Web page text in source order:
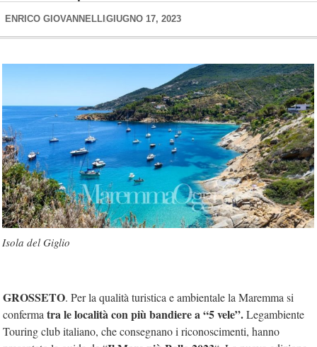
ENRICO GIOVANNELLI GIUGNO 17, 2023
Isola del Giglio
GROSSETO. Per la qualità turistica e ambientale la Maremma si
conferma tra le località con più bandiere a “5 vele”.Legambiente
Touring club italiano, che consegnano i riconoscimenti, hanno